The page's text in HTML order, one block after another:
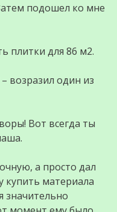
подошел ко мне
плитки для 86 м2.
возразил один из
Вот всегда ты
а просто дал
материала
значительно